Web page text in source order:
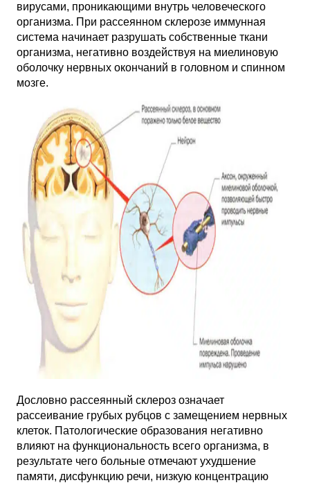
вирусами, проникающими внутрь человеческого
организма. При рассеянном склерозе иммунная
система начинает разрушать собственные ткани
организма, негативно воздействуя на миелиновую
оболочку нервных окончаний в головном и спинном
мозге.
Дословно рассеянный склероз означает
рассеивание грубых рубцов с замещением нервных
клеток. Патологические образования негативно
влияют на функциональность всего организма, в
результате чего больные отмечают ухудшение
памяти, дисфункцию речи, низкую концентрацию